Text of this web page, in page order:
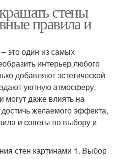
стены
правила и
это один из самых
интерьер любого
добавляют эстетической
уютную атмосферу,
могут даже влиять на
желаемого эффекта,
и советы по выбору и
стен картинами 1. Выбор